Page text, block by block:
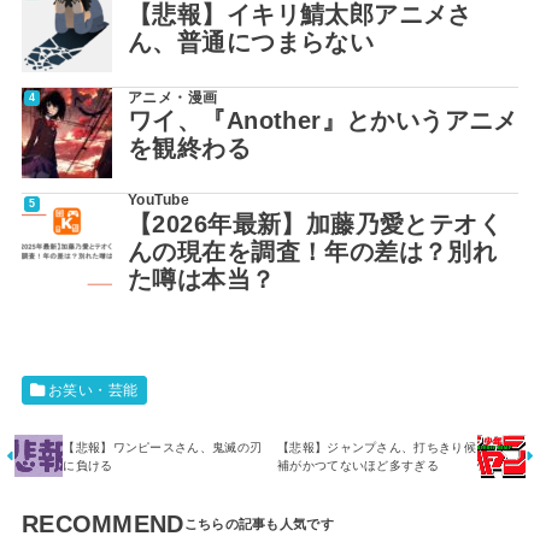
【悲報】イキリ鯖太郎アニメさ
ん、普通につまらない
アニメ・漫画
ワイ、『Another』とかいうアニメ
を観終わる
YouTube
【2026年最新】加藤乃愛とテオく
んの現在を調査！年の差は？別れ
た噂は本当？
お笑い・芸能
【悲報】ワンピースさん、鬼滅の刃
に負ける
【悲報】ジャンプさん、打ちきり候
補がかつてないほど多すぎる
RECOMMEND